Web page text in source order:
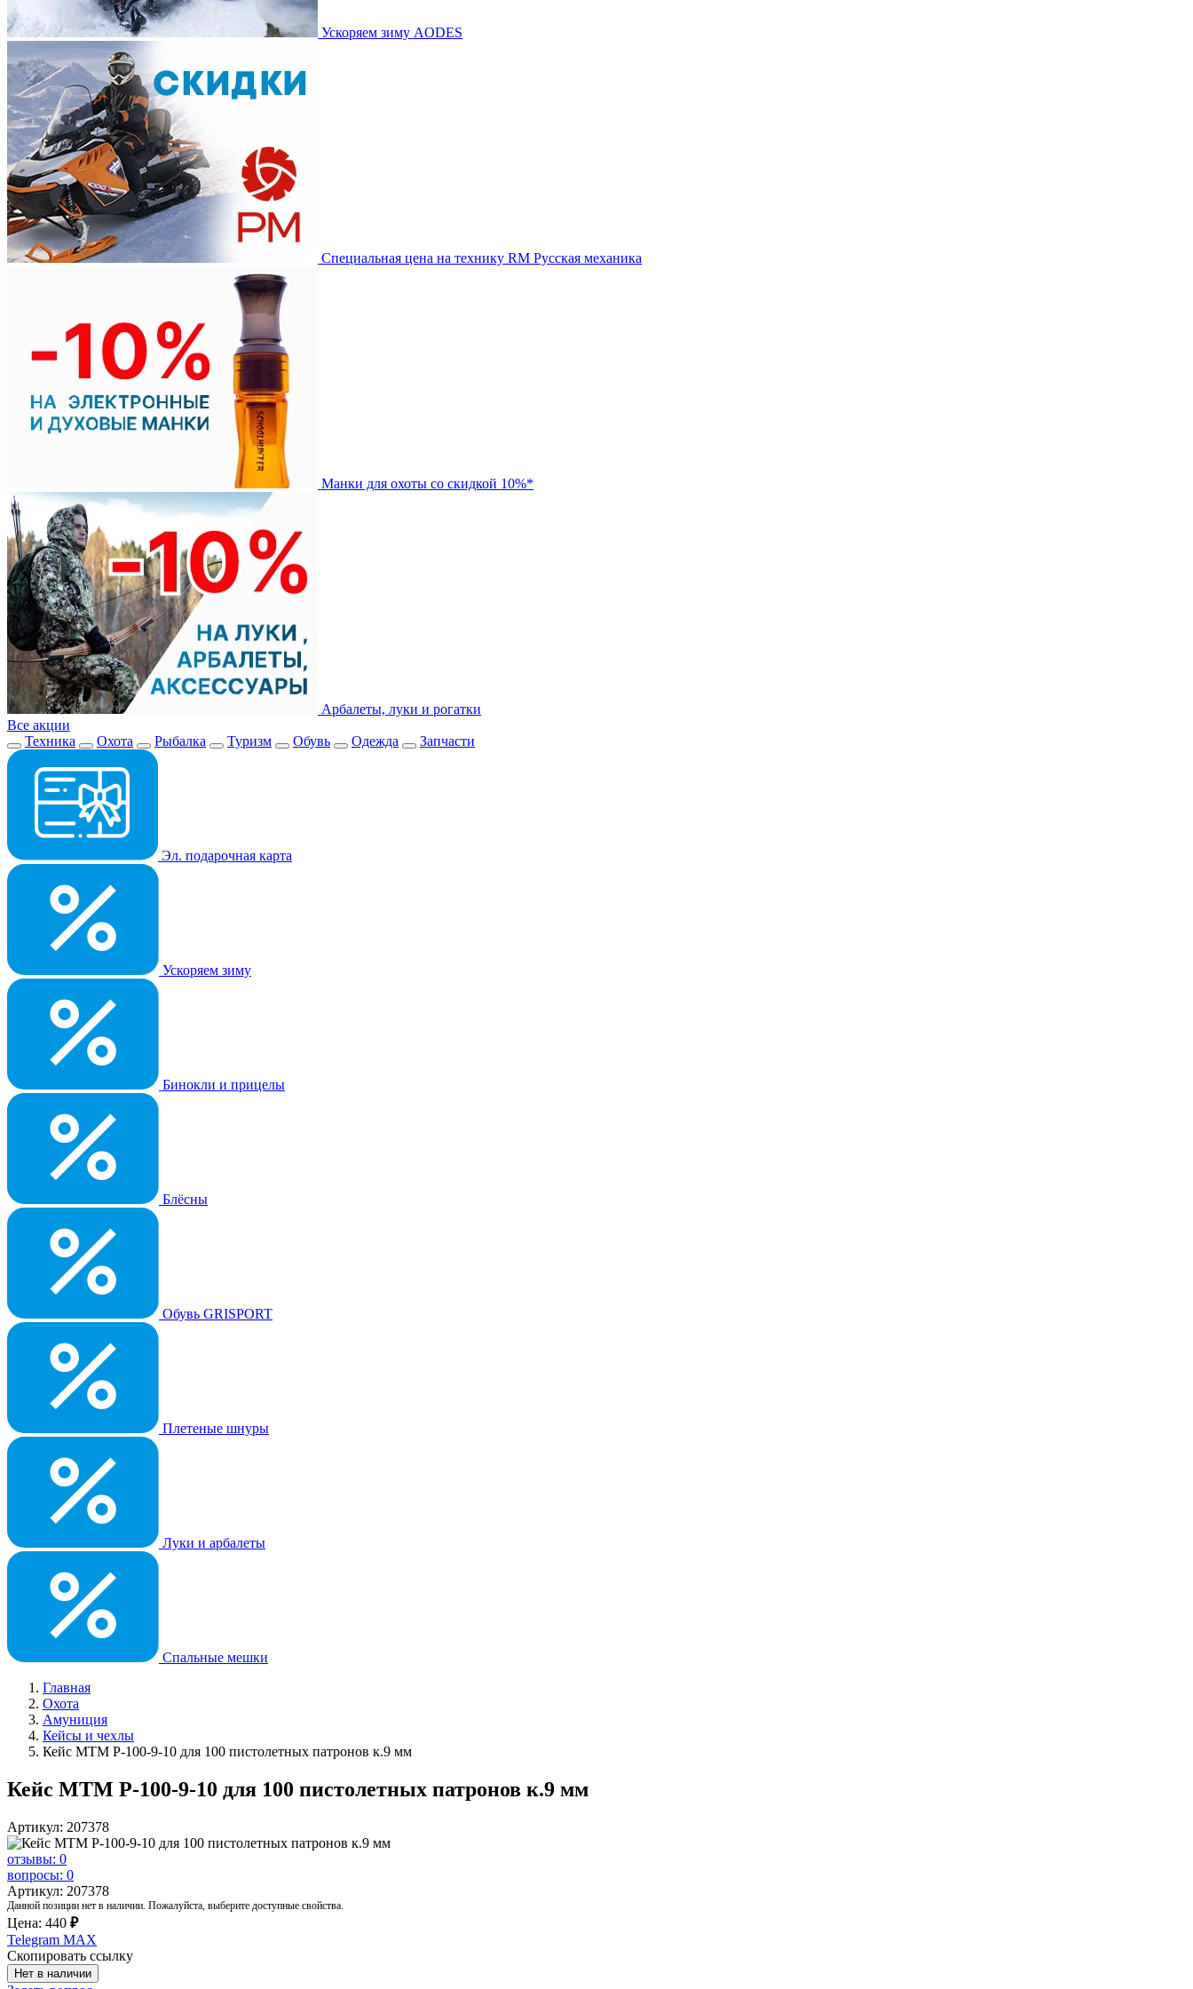
Ускоряем зиму AODES
Специальная цена на технику RM Русская механика
Манки для охоты со скидкой 10%*
Арбалеты, луки и рогатки
Все акции
Техника
Охота Рыбалка Туризм Обувь Одежда Запчасти
Эл. подарочная карта
Ускоряем зиму
Бинокли и прицелы
Блёсны
Обувь GRISPORT
Плетеные шнуры
Луки и арбалеты
Спальные мешки
Главная
Охота
Амуниция
Кейсы и чехлы
Кейс MTM P-100-9-10 для 100 пистолетных патронов к.9 мм
Кейс MTM P-100-9-10 для 100 пистолетных патронов к.9 мм
Артикул: 207378
отзывы: 0
вопросы: 0
Артикул: 207378
Данной позиции нет в наличии. Пожалуйста, выберите доступные свойства.
Цена: 440 ₽
Telegram MAX
Скопировать ссылку
Нет в наличии